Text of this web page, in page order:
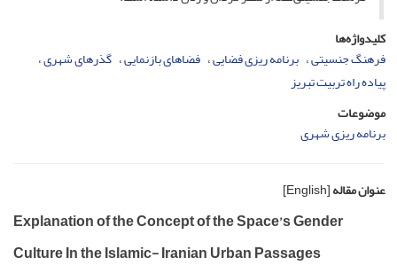
کلیدواژه‌ها
فرهنگ جنسیتی برنامه ریزی فضایی فضاهای بازنمایی گذرهای شهری
پیاده راه تربیت تبریز
موضوعات
برنامه ریزی شهری
عنوان مقاله[English]
Explanation of the Concept of the Space’s Gender
Culture In the Islamic- Iranian Urban Passages